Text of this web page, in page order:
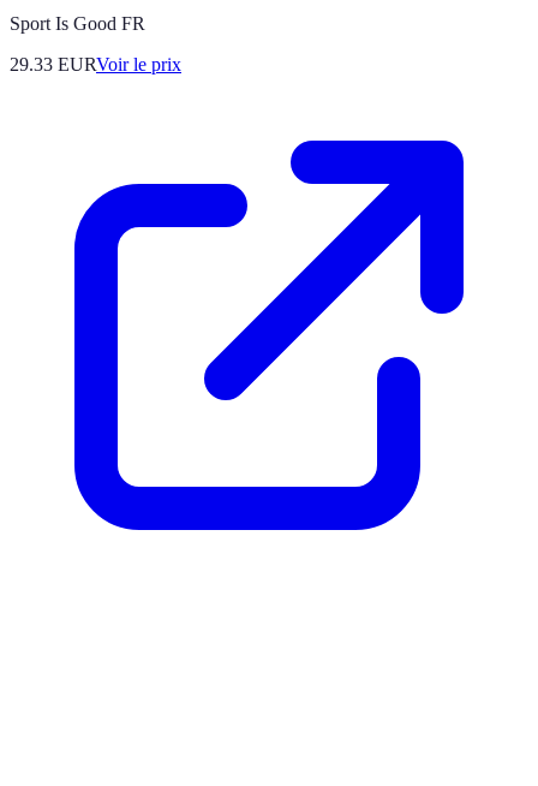
Sport Is Good FR
29.33 EURVoir le prix